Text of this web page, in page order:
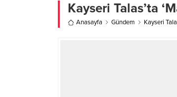
Kayseri Talas’ta
Anasayfa Gündem Kayseri